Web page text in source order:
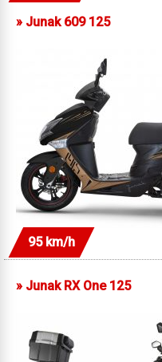
» Junak 609 125
95 km/h
» Junak RX One 125